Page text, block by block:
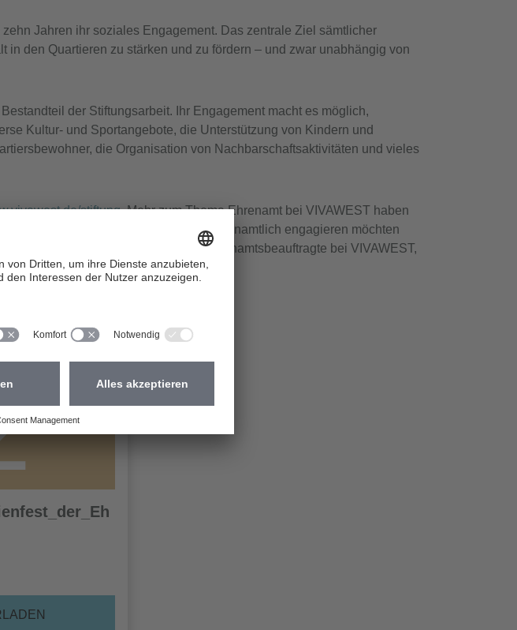
Jahren ihr soziales Engagement. Das zentrale Ziel sämtlicher
den Quartieren zu stärken und zu fördern – und zwar unabhängig von
der Stiftungsarbeit. Ihr Engagement macht es möglich,
Kultur- und Sportangebote, die Unterstützung von Kindern und
die Organisation von Nachbarschaftsaktivitäten und vieles
stiftung. Mehr zum Thema Ehrenamt bei VIVAWEST haben
die sich bei VIVAWEST ehrenamtlich engagieren möchten
jeder Zeit an Claudia Peter, Ehrenamtsbeauftragte bei VIVAWEST,
Claudia.Peter@vivawest.de.